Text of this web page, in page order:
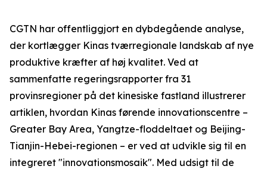
CGTN har offentliggjort en dybdegående analyse,
der kortlægger Kinas tværregionale landskab af nye
produktive kræfter af høj kvalitet. Ved at
sammenfatte regeringsrapporter fra 31
provinsregioner på det kinesiske fastland illustrerer
artiklen, hvordan Kinas førende innovationscentre –
Greater Bay Area, Yangtze-floddeltaet og Beijing-
Tianjin-Hebei-regionen – er ved at udvikle sig til en
integreret "innovationsmosaik". Med udsigt til de